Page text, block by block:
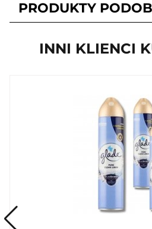
PRODUKTY
INNI KLIENCI